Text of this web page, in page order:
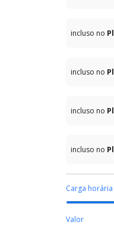
incluso no
incluso no
incluso no
incluso no
Carga horária
Valor